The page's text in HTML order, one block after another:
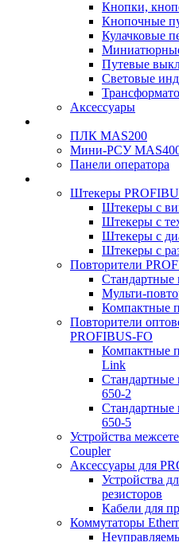
Кнопки,
Кнопочные
Кулачковые
Путевые
Световые
Аксессуары
ПЛК MAS200
Мини-РСУ
Панели оператора
Штекеры
Штекеры с
Штекеры с
Штекеры с
Штекеры с
Повторители
Стандартные
Мульти-
Компактные
Повторители
PROFIBUS-FO
Компактные
Link
Стандартные
650-2
Стандартные
650-5
Устройства
Coupler
Аксессуары для
Устройства
резисторов
Кабели для
Коммутаторы